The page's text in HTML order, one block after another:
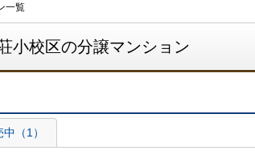
一覧
小校区の分譲マンション
中（1）